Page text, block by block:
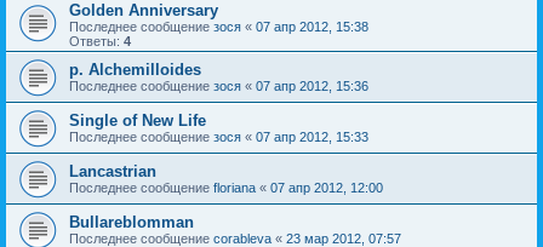
Golden Anniversary
Последнее сообщение зося « 07 апр 2012, 15:38
Ответы: 4
p. Alchemilloides
Последнее сообщение зося « 07 апр 2012, 15:36
Single of New Life
Последнее сообщение зося « 07 апр 2012, 15:33
Lancastrian
Последнее сообщение floriana « 07 апр 2012, 12:00
Bullareblomman
Последнее сообщение corableva « 23 мар 2012, 07:57